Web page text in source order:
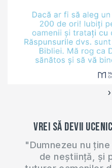
‹
Vrei să devii
"Dumnezeu nu
de neștiință, și